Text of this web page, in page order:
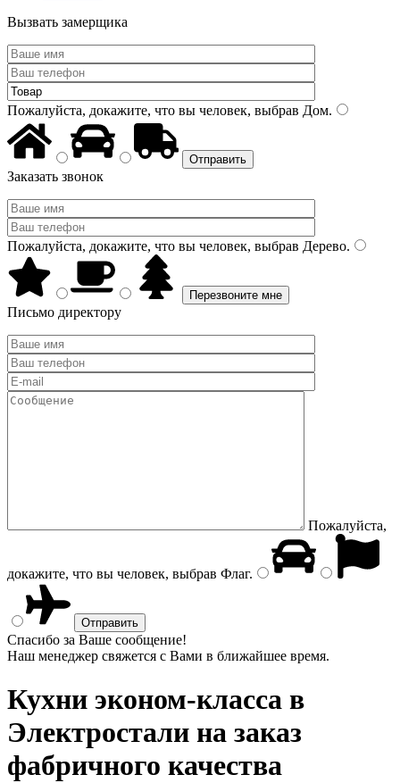
Вызвать замерщика
Пожалуйста, докажите, что вы человек, выбрав Дом.
Заказать звонок
Пожалуйста, докажите, что вы человек, выбрав Дерево.
Письмо директору
Пожалуйста,
докажите, что вы человек, выбрав Флаг.
Спасибо за Ваше сообщение!
Наш менеджер свяжется с Вами в ближайшее время.
Кухни эконом-класса в
Электростали на заказ
фабричного качества